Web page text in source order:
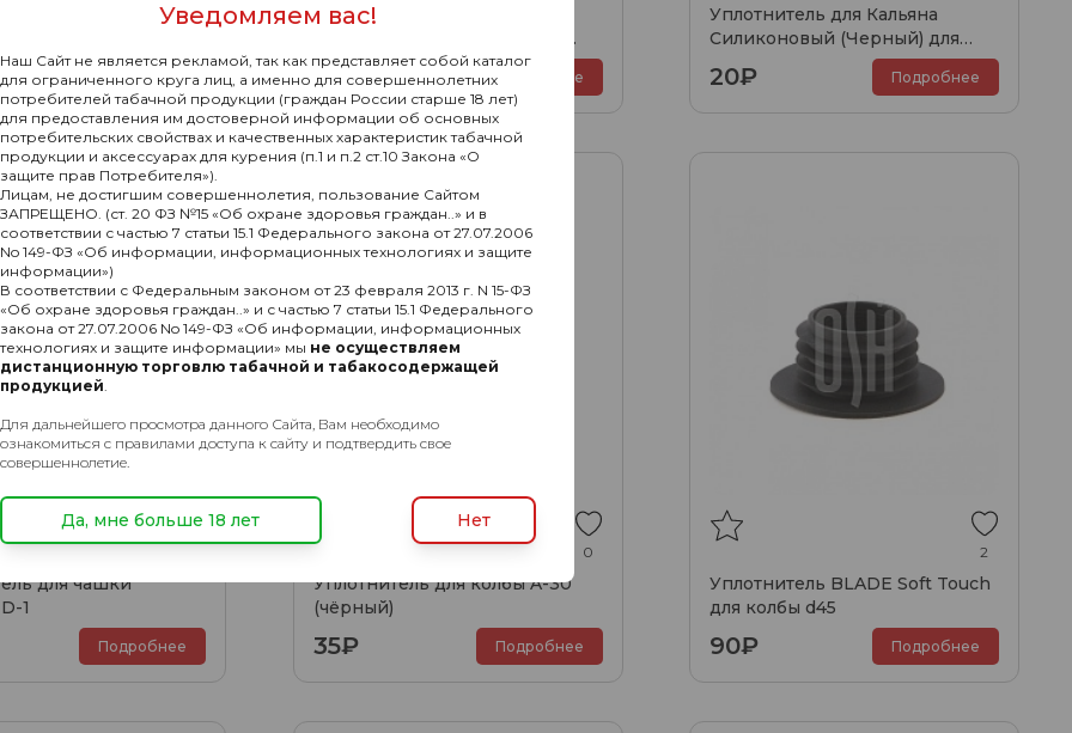
для Кальяна
(Черный) для
Юбки) (Nilitex)
Подробнее
Уплотнитель для Кальяна
Шахты (Nilitex)
39₽ Подробнее
Уплотнитель для Кальяна
Силиконовый (Черный) для
20₽ Подробнее
для чашки
1
Подробнее
ХИТ
0
Уплотнитель для колбы A-30
(чёрный)
35₽ Подробнее
2
Уплотнитель BLADE Soft Touch
для колбы d45
90₽ Подробнее
Уведомляем вас!
Наш Сайт не является рекламой, так как представляет собой каталог
для ограниченного круга лиц, а именно для совершеннолетних
потребителей табачной продукции (граждан России старше 18 лет)
для предоставления им достоверной информации об основных
потребительских свойствах и качественных характеристик табачной
продукции и аксессуарах для курения (п.1 и п.2 ст.10 Закона «О
защите прав Потребителя»).
Лицам, не достигшим совершеннолетия, пользование Сайтом
ЗАПРЕЩЕНО. (ст. 20 ФЗ №15 «Об охране здоровья граждан..» и в
соответствии с частью 7 статьи 15.1 Федерального закона от 27.07.2006
No 149-ФЗ «Об информации, информационных технологиях и защите
информации»)
В соответствии с Федеральным законом от 23 февраля 2013 г. N 15-ФЗ
«Об охране здоровья граждан..» и с частью 7 статьи 15.1 Федерального
закона от 27.07.2006 No 149-ФЗ «Об информации, информационных
технологиях и защите информации» мы не осуществляем
дистанционную торговлю табачной и табакосодержащей
продукцией.
Для дальнейшего просмотра данного Сайта, Вам необходимо
ознакомиться с правилами доступа к сайту и подтвердить свое
совершеннолетие.
Да, мне больше 18 лет Нет